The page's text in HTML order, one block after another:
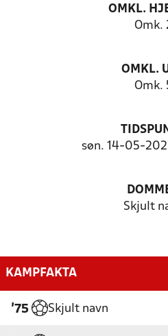
OMKL.
Omk.
OMKL.
Omk.
søn. 14-05-
Skjult
KAMPFAKTA
'75 Skjult navn